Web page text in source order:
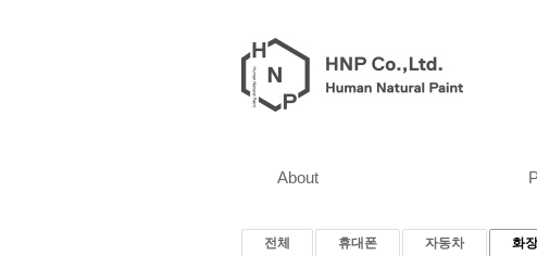
About
전체 휴대폰 자동차 화